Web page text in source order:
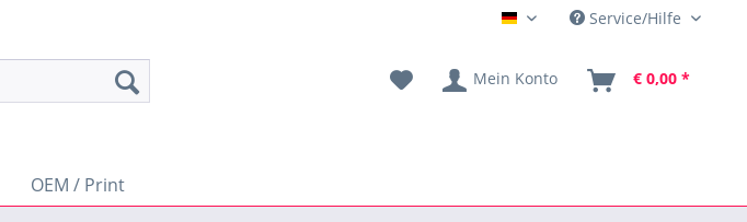
DE Service/Hilfe
Mein Konto € 0,00 *
OEM / Print